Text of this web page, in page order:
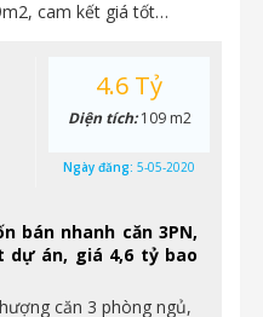
cam kết giá tốt…
bán nhanh căn 3PN,
dự án, giá 4,6 tỷ bao
căn 3 phòng ngủ,
4.6 Tỷ
Diện tích:109 m2
Ngày đăng: 5-05-2020